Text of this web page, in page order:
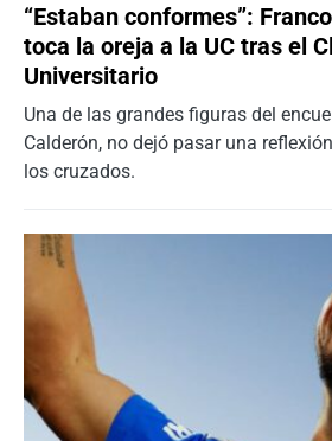
“Estaban conformes”:
toca la oreja a la UC tras el
Universitario
Una de las grandes figuras del
Calderón, no dejó pasar una
los cruzados.